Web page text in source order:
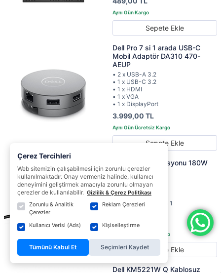
Sepete Ekle
Dell Pro 7 si 1 arada USB-C
Mobil Adaptör DA310 470-
AEUP
• 2 x USB-A 3.2
• 1 x USB-C 3.2
• 1 x HDMI
• 1 x VGA
• 1 x DisplayPort
3.999,00 TL
Sepete Ekle
Dell Bağlantı İstasyonu 180W
WD19S
• USB-C 3.1 Gen 2
• 2 x DisplayPort 1.4
• HDMI 2.0
• 2 x USB-A 3.1 Gen 1
8.809,00 TL
Sepete Ekle
Dell KM5221W Q Kablosuz
Çerez Tercihleri
Web sitemizin çalışabilmesi için zorunlu çerezler
kullanılmaktadır. Onay vermeniz halinde, kullanıcı
deneyimini geliştirmek amacıyla zorunlu olmayan
çerezler de kullanılabilir. Gizlilik & Çerez Politikası
Zorunlu & Analitik
Çerezler
Reklam Çerezleri
Kullanıcı Verisi (Ads) Kişiselleştirme
Tümünü Kabul Et Seçimleri Kaydet